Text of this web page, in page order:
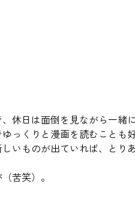
休日は面倒を見ながら一緒
っくりと漫画を読むことも好
いものが出ていれば、と
苦笑）。